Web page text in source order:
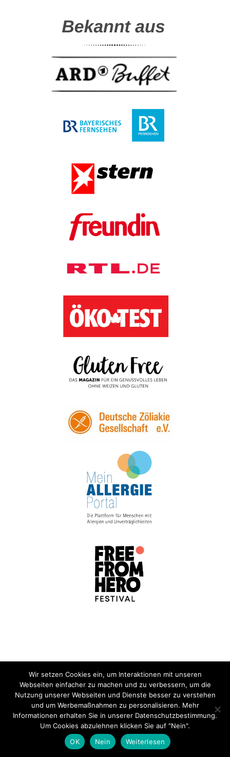
Kontaktmöglichkeiten
Für Rückfragen oder weitere Informationen zu meinen
Wir setzen Cookies ein, um Interaktionen mit unseren
Webseiten einfacher zu machen und zu verbessern, um die
Nutzung unserer Webseiten und Dienste besser zu verstehen
und um Werbemaßnahmen zu personalisieren. Mehr
Informationen erhalten Sie in unserer Datenschutzbestimmung.
Um Cookies abzulehnen klicken Sie auf "Nein".
OK
Nein Weiterlesen